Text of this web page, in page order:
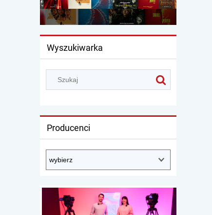
Wyszukiwarka
Producenci